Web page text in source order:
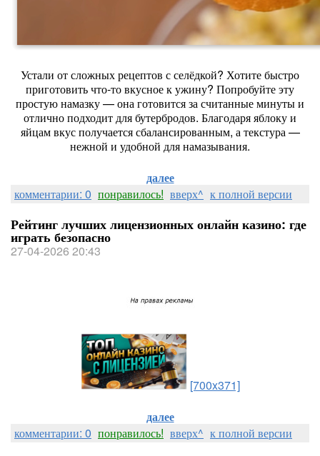
Устали от сложных рецептов с селёдкой? Хотите быстро
приготовить что‑то вкусное к ужину? Попробуйте эту
простую намазку — она готовится за считанные минуты и
отлично подходит для бутербродов. Благодаря яблоку и
яйцам вкус получается сбалансированным, а текстура —
нежной и удобной для намазывания.
далее
комментарии: 0 понравилось! вверх^ к полной версии
Рейтинг лучших лицензионных онлайн казино: где
играть безопасно
27-04-2026 20:43
[700x371]
далее
комментарии: 0 понравилось! вверх^ к полной версии